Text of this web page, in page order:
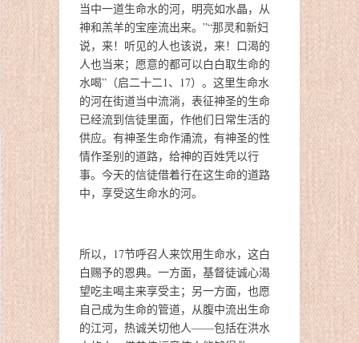
当中一道生命水的河，明亮如水晶，从
神和羔羊的宝座流出来。”“那灵和新妇
说，来！听见的人也该说，来！口渴的
人也当来；愿意的都可以白白取生命的
水喝”（启二十二1、17）。这里生命水
的河在街道当中流淌，表征神圣的生命
已经流到信徒里面，作他们日常生活的
供应。有神圣生命作涌流，有神圣的性
情作圣别的道路，给神的百姓凭以行
事。今天的信徒借着行在这生命的道路
中，享受这生命水的河。
所以，17节呼召人来饮用生命水，这白
白赐予的恩典。一方面，基督徒诚心渴
望吃主喝主来享受主；另一方面，也愿
自己成为生命的管道，从腹中流出生命
的江河，热诚关切他人——包括在洪水